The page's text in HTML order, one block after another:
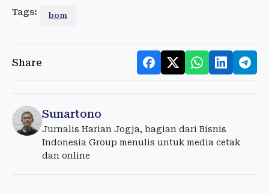
Tags: bom
Share
Sunartono
Jurnalis Harian Jogja, bagian dari Bisnis
Indonesia Group menulis untuk media cetak
dan online